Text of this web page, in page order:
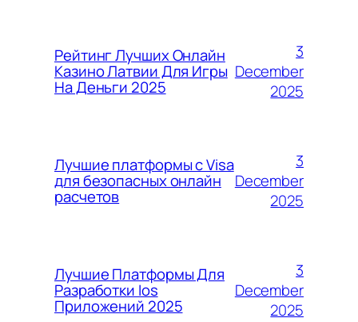
Рейтинг Лучших Онлайн
Казино Латвии Для Игры
На Деньги 2025
3
December
2025
Лучшие платформы с Visa
для безопасных онлайн
расчетов
3
December
2025
Лучшие Платформы Для
Разработки Ios
Приложений 2025
3
December
2025